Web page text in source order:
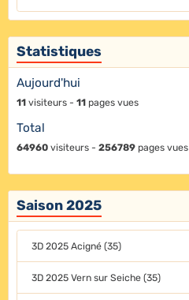
Statistiques
Aujourd'hui
11 visiteurs - 11 pages vues
Total
64960 visiteurs - 256789 pages vues
Saison 2025
3D 2025 Acigné (35)
3D 2025 Vern sur Seiche (35)